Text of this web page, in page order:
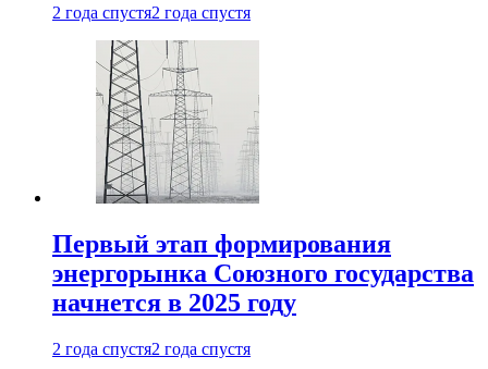
2 года спустя2 года спустя
Первый этап формирования
энергорынка Союзного государства
начнется в 2025 году
2 года спустя2 года спустя